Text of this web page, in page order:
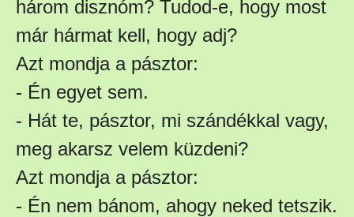
három disznóm? Tudod-e, hogy most
már hármat kell, hogy adj?
Azt mondja a pásztor:
- Én egyet sem.
- Hát te, pásztor, mi szándékkal vagy,
meg akarsz velem küzdeni?
Azt mondja a pásztor:
- Én nem bánom, ahogy neked tetszik.